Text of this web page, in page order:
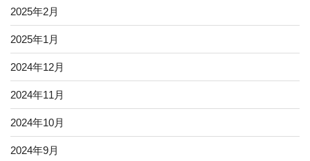
2025年2月
2025年1月
2024年12月
2024年11月
2024年10月
2024年9月